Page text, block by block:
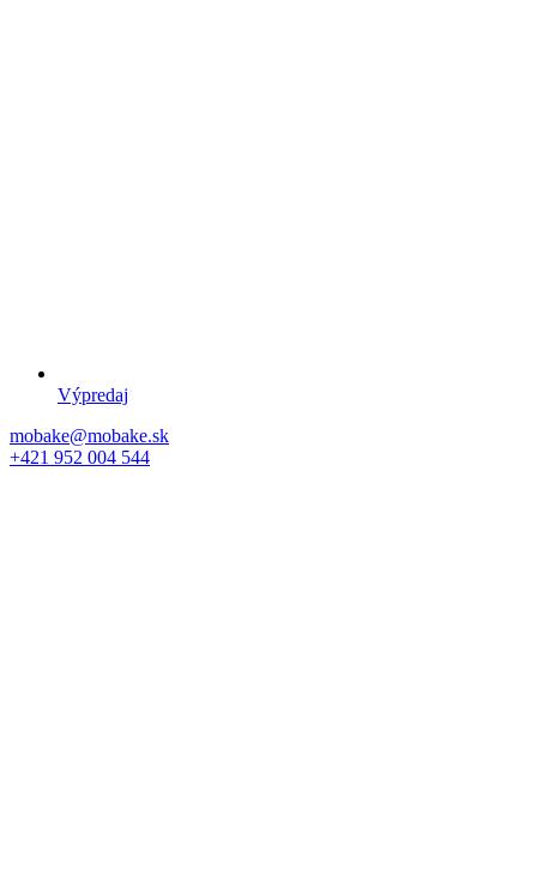
Výpredaj
mobake@mobake.sk
+421 952 004 544